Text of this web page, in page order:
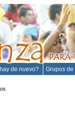
de nuevo? Grupos